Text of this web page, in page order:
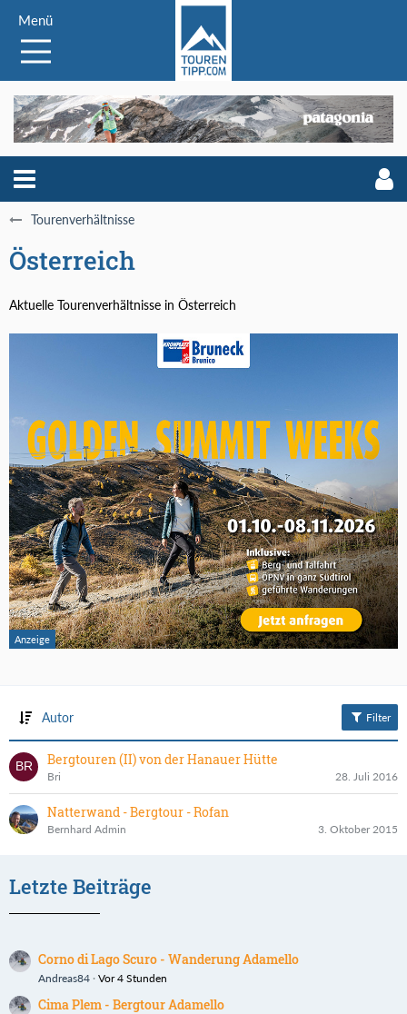
Menü
Tourenverhältnisse
Österreich
Aktuelle Tourenverhältnisse in Österreich
Autor Filter
Bergtouren (II) von der Hanauer Hütte
Bri 28. Juli 2016
Natterwand - Bergtour - Rofan
Bernhard Admin 3. Oktober 2015
Letzte Beiträge
Corno di Lago Scuro - Wanderung Adamello
Andreas84 Vor 4 Stunden
Cima Plem - Bergtour Adamello